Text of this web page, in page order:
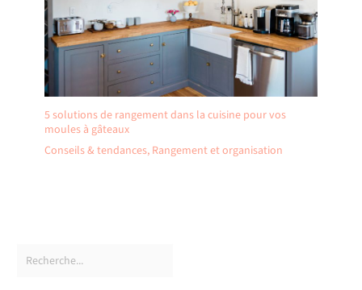
5 solutions de rangement dans la cuisine pour vos
moules à gâteaux
Conseils & tendances, Rangement et organisation